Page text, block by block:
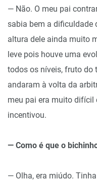
— Não. O meu pai
sabia bem a dificuldade
altura dele ainda muito
leve pois houve uma
todos os níveis, fruto do
andaram à volta da
meu pai era muito difícil
incentivou.
— Como é que o
— Olha, era miúdo.